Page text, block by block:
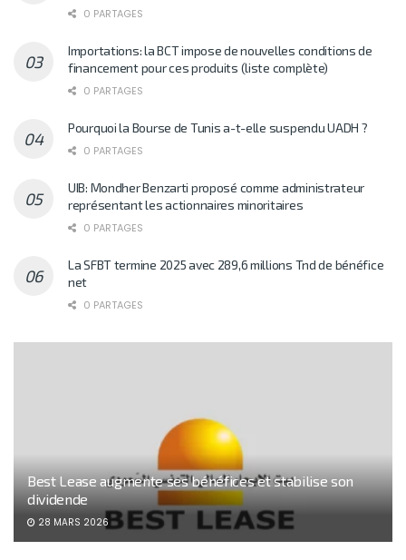
0 PARTAGES
Importations: la BCT impose de nouvelles conditions de
financement pour ces produits (liste complète)
0 PARTAGES
Pourquoi la Bourse de Tunis a-t-elle suspendu UADH ?
0 PARTAGES
UIB: Mondher Benzarti proposé comme administrateur
représentant les actionnaires minoritaires
0 PARTAGES
La SFBT termine 2025 avec 289,6 millions Tnd de bénéfice
net
0 PARTAGES
Best Lease augmente ses bénéfices et stabilise son
dividende
28 MARS 2026